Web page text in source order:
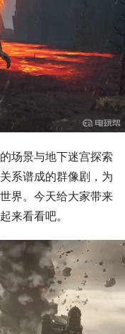
场景与地下迷宫探索
系谱成的群像剧，为
界。今天给大家带来
来看看吧。